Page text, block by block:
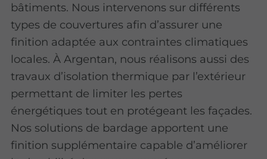
bâtiments. Nous intervenons sur différents
types de couvertures afin d’assurer une
finition adaptée aux contraintes climatiques
locales. À Argentan, nous réalisons aussi des
travaux d’isolation thermique par l’extérieur
permettant de limiter les pertes
énergétiques tout en protégeant les façades.
Nos solutions de bardage apportent une
finition supplémentaire capable d’améliorer